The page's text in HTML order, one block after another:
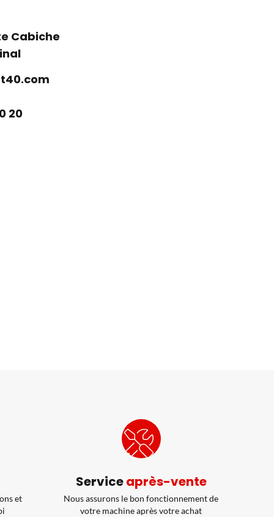
Cabiche
20
et
Serviceaprès-vente
Nous assurons le bon fonctionnement de
votre machine après votre achat